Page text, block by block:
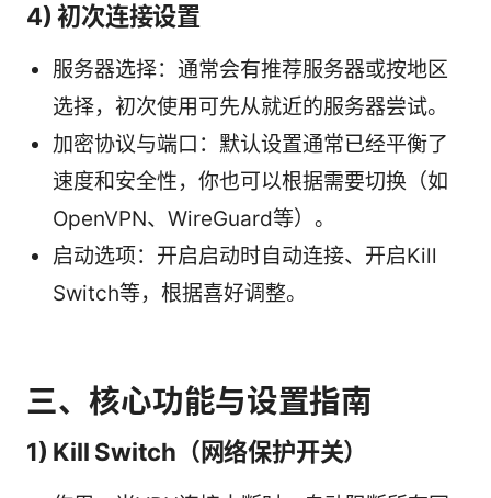
4) 初次连接设置
服务器选择：通常会有推荐服务器或按地区
选择，初次使用可先从就近的服务器尝试。
加密协议与端口：默认设置通常已经平衡了
速度和安全性，你也可以根据需要切换（如
OpenVPN、WireGuard等）。
启动选项：开启启动时自动连接、开启Kill
Switch等，根据喜好调整。
三、核心功能与设置指南
1) Kill Switch（网络保护开关）